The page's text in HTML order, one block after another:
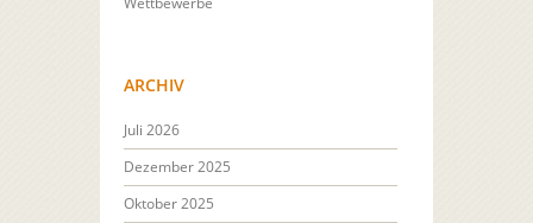
ARCHIV
Juli 2026
Dezember 2025
Oktober 2025